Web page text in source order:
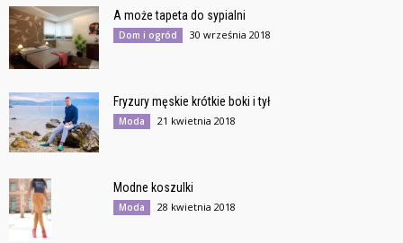
A może tapeta do sypialni
Dom i ogród 30 września 2018
Fryzury męskie krótkie boki i tył
Moda 21 kwietnia 2018
Modne koszulki
Moda 28 kwietnia 2018